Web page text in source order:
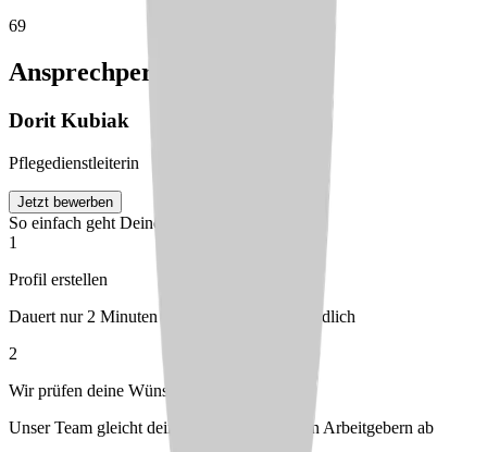
69
Ansprechperson
Dorit Kubiak
Pflegedienstleiterin
Jetzt bewerben
So einfach geht Deine Bewerbung
1
Profil erstellen
Dauert nur 2 Minuten – kostenlos & unverbindlich
2
Wir prüfen deine Wünsche
Unser Team gleicht dein Profil mit passenden Arbeitgebern ab